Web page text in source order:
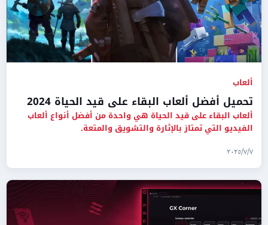
ألعاب
تحميل أفضل ألعاب البقاء على قيد الحياة 2024
ألعاب البقاء على قيد الحياة هي واحدة من أفضل أنواع ألعاب
الفيديو التي تمتاز بالإثارة والتشويق والمتعة.
٧‏/٧‏/٢٠٢٥